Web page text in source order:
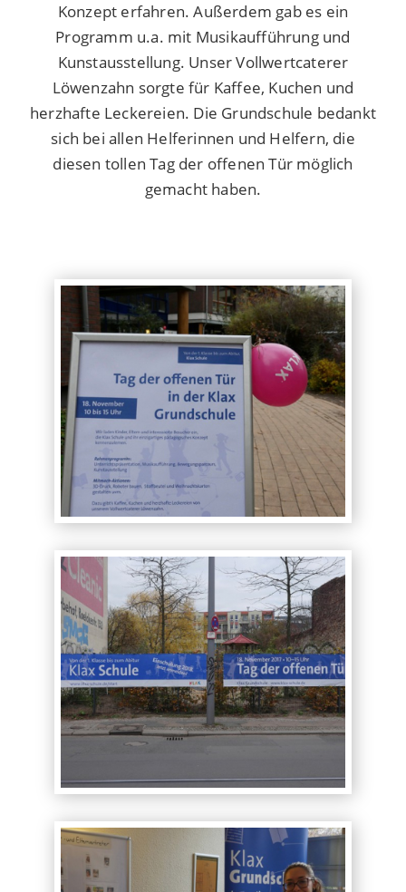
Konzept erfahren. Außerdem gab es ein
Programm u.a. mit Musikaufführung und
Kunstausstellung. Unser Vollwertcaterer
Löwenzahn sorgte für Kaffee, Kuchen und
herzhafte Leckereien. Die Grundschule bedankt
sich bei allen Helferinnen und Helfern, die
diesen tollen Tag der offenen Tür möglich
gemacht haben.